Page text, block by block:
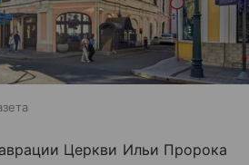
Церкви Ильи Пророка